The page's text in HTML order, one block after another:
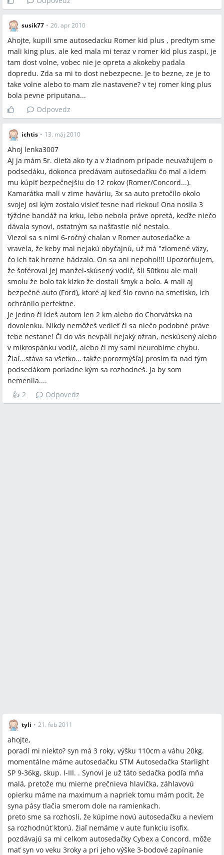
susik77 • 26. apr 2010
Ahojte, kupili sme autosedacku Romer kid plus , predtym sme
mali king plus. ale ked mala mi teraz v romer kid plus zaspi, je
tam dost volne, vobec nie je opreta a akokeby padala
dopredu. Zda sa mi to dost nebezpecne. Je to bezne, ze je to
take volne alebo to mam zle nastavene? v tej romer king plus
bola pevne priputana...
Odpovedz
ichtis • 13. máj 2010
Ahoj lenka3007
Aj ja mám 5r. dieťa ako ty a v žiadnom prípade neuvažujem o
podsedáku, dokonca predávam autosedačku čo mal a idem
mu kúpiť bezpečnejšiu do 12 rokov (Romer/Concord...).
Kamarátka mali v zime haváriu, 3x sa auto pretočilo okolo
svojej osi kým zostalo visieť tesne nad riekou! Ona nosila 3
týždne bandáž na krku, lebo nebola práve opretá, keďže niečo
dávala synovi, ostatným sa našťastie nič nestalo.
Viezol sa s nimi 6-ročný chalan v Romer autosedačke a
vravela, že keby mal nejakú obyčajnú, už má "zlomené väzy,
čo ich tak hrozne hádzalo. On sa ani nepohol!!! Upozorňujem,
že šoféroval jej manžel-skúsený vodič, šli 50tkou ale mali
smolu že bolo tak klzko že dostali šmyk a bolo. A mali aj
bezpečné auto (Ford), ktoré aj keď šlo rovno na smetisko, ich
ochránilo perfektne.
Je jedno či ideš autom len 2 km alebo do Chorvátska na
dovolenku. Nikdy nemôžeš vedieť či sa niečo podobné práve
tebe nestane! Či do vás nevpáli nejaký ožran, neskúsený alebo
v mikrospánku vodič, alebo či my sami neurobíme chybu.
Žiaľ...stáva sa všetko... takže porozmýšľaj prosím ťa nad tým
podsedákom poriadne kým sa rozhodneš. Ja by som
nemenila....
👍 2 Odpovedz
tyli • 21. feb 2011
ahojte,
poradí mi niekto? syn má 3 roky, výšku 110cm a váhu 20kg.
momentálne máme autosedačku STM Autosedačka Starlight
SP 9-36kg, skup. I-III. . Synovi je už táto sedačka podľa mňa
malá, pretože mu mierne prečnieva hlavička, záhlavovú
opierku máme na maximum a napriek tomu mám pocit, že
syna pásy tlačia smerom dole na ramienkach.
preto sme sa rozhosli, že kúpime novú autosedačku a neviem
sa rozhodnúť ktorú. žiaľ nemáme v aute funkciu isofix.
pozdávajú sa mi celkom autosedačky Cybex a Concord. môže
mať syn vo veku 3roky a pri jeho výške 3-bodové zapínanie